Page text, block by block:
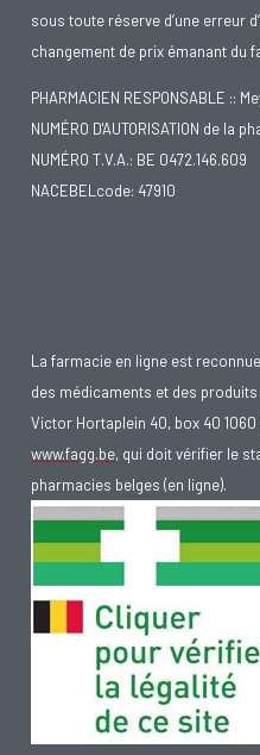
sous toute réserve d’une erreur
changement de prix émanant du
PHARMACIEN RESPONSABLE ::
NUMÉRO D'AUTORISATION de la
NUMÉRO T.V.A.: BE 0472.146.609
NACEBELcode: 47910
La farmacie en ligne est
des médicaments et des produits
Victor Hortaplein 40, box 40 1060
www.fagg.be, qui doit vérifier le
pharmacies belges (en ligne).